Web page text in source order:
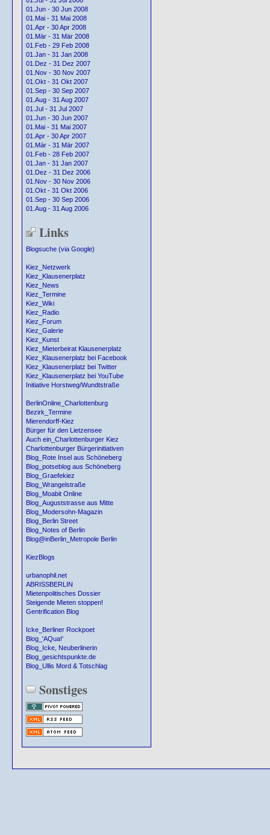
01.Jun - 30 Jun 2008
01.Mai - 31 Mai 2008
01.Apr - 30 Apr 2008
01.Mär - 31 Mär 2008
01.Feb - 29 Feb 2008
01.Jan - 31 Jan 2008
01.Dez - 31 Dez 2007
01.Nov - 30 Nov 2007
01.Okt - 31 Okt 2007
01.Sep - 30 Sep 2007
01.Aug - 31 Aug 2007
01.Jul - 31 Jul 2007
01.Jun - 30 Jun 2007
01.Mai - 31 Mai 2007
01.Apr - 30 Apr 2007
01.Mär - 31 Mär 2007
01.Feb - 28 Feb 2007
01.Jan - 31 Jan 2007
01.Dez - 31 Dez 2006
01.Nov - 30 Nov 2006
01.Okt - 31 Okt 2006
01.Sep - 30 Sep 2006
01.Aug - 31 Aug 2006
Links
Blogsuche (via Google)
Kiez_Netzwerk
Kiez_Klausenerplatz
Kiez_News
Kiez_Termine
Kiez_Wiki
Kiez_Radio
Kiez_Forum
Kiez_Galerie
Kiez_Kunst
Kiez_Mieterbeirat Klausenerplatz
Kiez_Klausenerplatz bei Facebook
Kiez_Klausenerplatz bei Twitter
Kiez_Klausenerplatz bei YouTube
Initiative Horstweg/Wundtstraße
BerlinOnline_Charlottenburg
Bezirk_Termine
Mierendorff-Kiez
Bürger für den Lietzensee
Auch ein_Charlottenburger Kiez
Charlottenburger Bürgerinitiativen
Blog_Rote Insel aus Schöneberg
Blog_potseblog aus Schöneberg
Blog_Graefekiez
Blog_Wrangelstraße
Blog_Moabit Online
Blog_Auguststrasse aus Mitte
Blog_Modersohn-Magazin
Blog_Berlin Street
Blog_Notes of Berlin
Blog@inBerlin_Metropole Berlin
KiezBlogs
urbanophil.net
ABRISSBERLIN
Mietenpolitisches Dossier
Steigende Mieten stoppen!
Gentrification Blog
Icke_Berliner Rockpoet
Blog_'AQua!'
Blog_Icke, Neuberlinerin
Blog_gesichtspunkte.de
Blog_Ullis Mord & Totschlag
Sonstiges